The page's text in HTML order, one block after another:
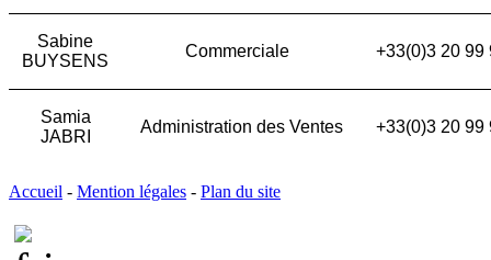
Sabine
BUYSENS
Commerciale +33(0)3 20 99
Samia
JABRI
Administration des Ventes +33(0)3 20 99
Accueil - Mention légales - Plan du site